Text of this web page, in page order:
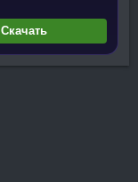
Скачать